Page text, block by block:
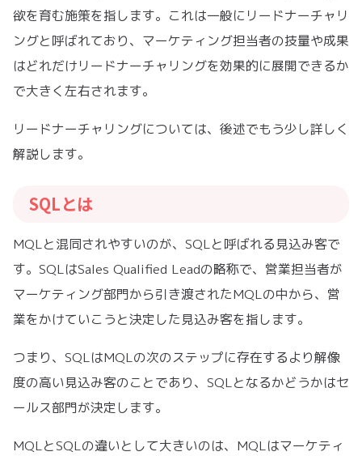
欲を育む施策を指します。これは一般にリードナーチャリ
ングと呼ばれており、マーケティング担当者の技量や成果
はどれだけリードナーチャリングを効果的に展開できるか
で大きく左右されます。
リードナーチャリングについては、後述でもう少し詳しく
解説します。
SQLとは
MQLと混同されやすいのが、SQLと呼ばれる見込み客で
す。SQLはSales Qualified Leadの略称で、営業担当者が
マーケティング部門から引き渡されたMQLの中から、営
業をかけていこうと決定した見込み客を指します。
つまり、SQLはMQLの次のステップに存在するより解像
度の高い見込み客のことであり、SQLとなるかどうかはセ
ールス部門が決定します。
MQLとSQLの違いとして大きいのは、MQLはマーケティ